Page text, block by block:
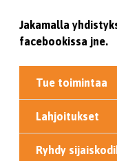
Jakamalla
facebookissa jne.
Tue toimintaa
Lahjoitukset
Ryhdy